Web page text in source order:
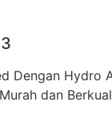
Dengan Hydro
dan